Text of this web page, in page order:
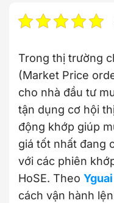
Trong thị trường
(Market Price
cho nhà đầu tư
tận dụng cơ hội
động khớp giúp
giá tốt nhất đang
với các phiên
HoSE. Theo Yguai
cách vận hành